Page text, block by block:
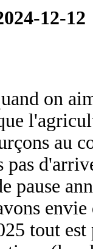
12-12
on
au
pas
pause
tout